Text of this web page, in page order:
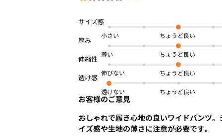
小さい
薄い
伸びない
透けない
お客様のご意見
おしゃれで履き心地の良いワイドパンツ
イズ感や生地の薄さに注意が必要です。